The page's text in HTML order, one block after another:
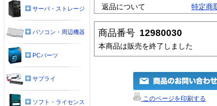
返品について
特定商
商品番号 12980030
本商品は販売を終了しました
このページを印刷する
サーバ・ストレージ
パソコン・周辺機器
PCパーツ
サプライ
ソフト・ライセンス